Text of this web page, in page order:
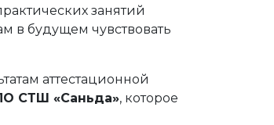
занятий
в будущем чувствовать
аттестационной
СТШ «Саньда», которое